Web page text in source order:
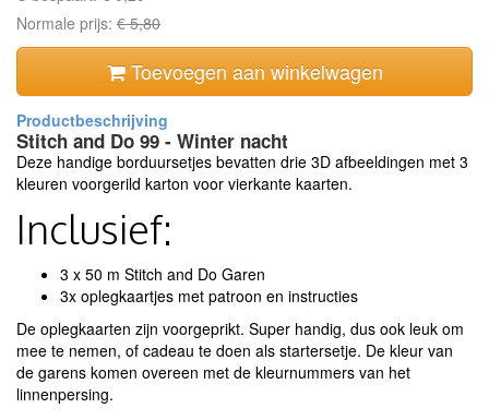
Normale prijs: € 5,80
Toevoegen aan winkelwagen
Stitch and Do 99 - Winter nacht
Deze handige borduursetjes bevatten drie 3D afbeeldingen met 3
kleuren voorgerild karton voor vierkante kaarten.
Inclusief:
3 x 50 m Stitch and Do Garen
3x oplegkaartjes met patroon en instructies
De oplegkaarten zijn voorgeprikt. Super handig, dus ook leuk om
mee te nemen, of cadeau te doen als startersetje. De kleur van
de garens komen overeen met de kleurnummers van het
linnenpersing.